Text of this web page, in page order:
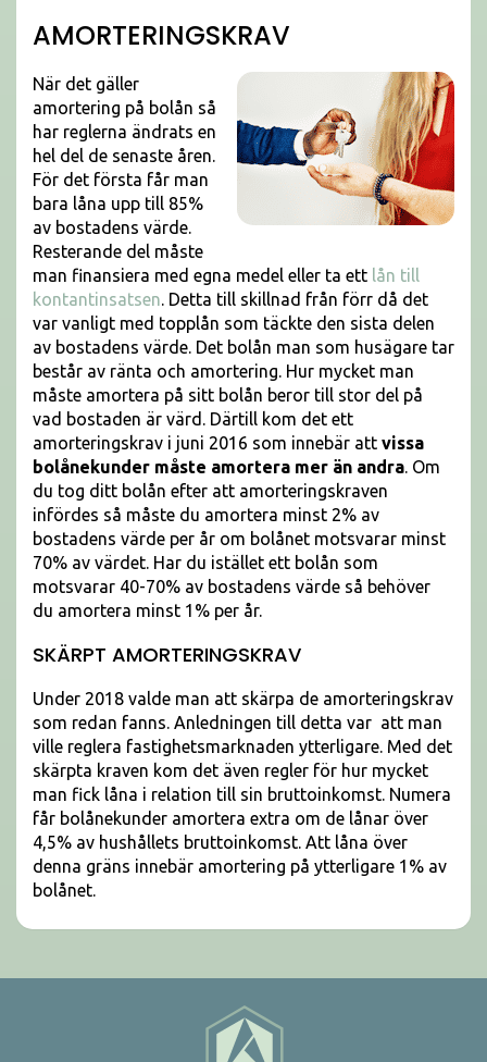
AMORTERINGSKRAV
När det gäller
amortering på bolån så
har reglerna ändrats en
hel del de senaste åren.
För det första får man
bara låna upp till 85%
av bostadens värde.
Resterande del måste
man finansiera med egna medel eller ta ett lån till
kontantinsatsen. Detta till skillnad från förr då det
var vanligt med topplån som täckte den sista delen
av bostadens värde. Det bolån man som husägare tar
består av ränta och amortering. Hur mycket man
måste amortera på sitt bolån beror till stor del på
vad bostaden är värd. Därtill kom det ett
amorteringskrav i juni 2016 som innebär att vissa
bolånekunder måste amortera mer än andra. Om
du tog ditt bolån efter att amorteringskraven
infördes så måste du amortera minst 2% av
bostadens värde per år om bolånet motsvarar minst
70% av värdet. Har du istället ett bolån som
motsvarar 40-70% av bostadens värde så behöver
du amortera minst 1% per år.
SKÄRPT AMORTERINGSKRAV
Under 2018 valde man att skärpa de amorteringskrav
som redan fanns. Anledningen till detta var att man
ville reglera fastighetsmarknaden ytterligare. Med det
skärpta kraven kom det även regler för hur mycket
man fick låna i relation till sin bruttoinkomst. Numera
får bolånekunder amortera extra om de lånar över
4,5% av hushållets bruttoinkomst. Att låna över
denna gräns innebär amortering på ytterligare 1% av
bolånet.